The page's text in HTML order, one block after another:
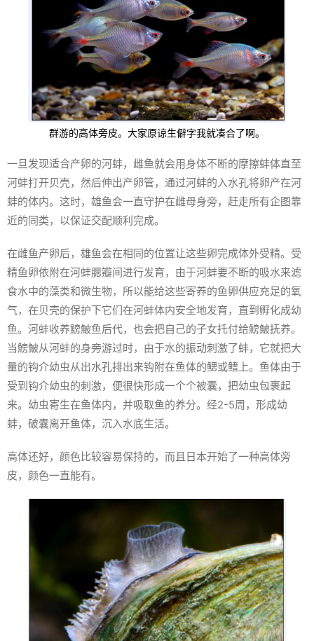
群游的高体旁皮。大家原谅生僻字我就凑合了啊。
一旦发现适合产卵的河蚌，雌鱼就会用身体不断的摩擦蚌体直至
河蚌打开贝壳，然后伸出产卵管，通过河蚌的入水孔将卵产在河
蚌的体内。这时，雄鱼会一直守护在雌母身旁，赶走所有企图靠
近的同类，以保证交配顺利完成。
在雌鱼产卵后，雄鱼会在相同的位置让这些卵完成体外受精。受
精鱼卵依附在河蚌腮瓣间进行发育，由于河蚌要不断的吸水来滤
食水中的藻类和微生物，所以能给这些寄养的鱼卵供应充足的氧
气，在贝壳的保护下它们在河蚌体内安全地发育，直到孵化成幼
鱼。河蚌收养鰟鮍鱼后代，也会把自己的子女托付给鰟鮍抚养。
当鰟鮍从河蚌的身旁游过时，由于水的振动刺激了蚌，它就把大
量的钩介幼虫从出水孔排出来钩附在鱼体的鳃或鳍上。鱼体由于
受到钩介幼虫的刺激，便很快形成一个个被囊，把幼虫包裹起
来。幼虫寄生在鱼体内，并吸取鱼的养分。经2-5周，形成幼
蚌，破囊离开鱼体，沉入水底生活。
高体还好，颜色比较容易保持的，而且日本开始了一种高体旁
皮，颜色一直能有。